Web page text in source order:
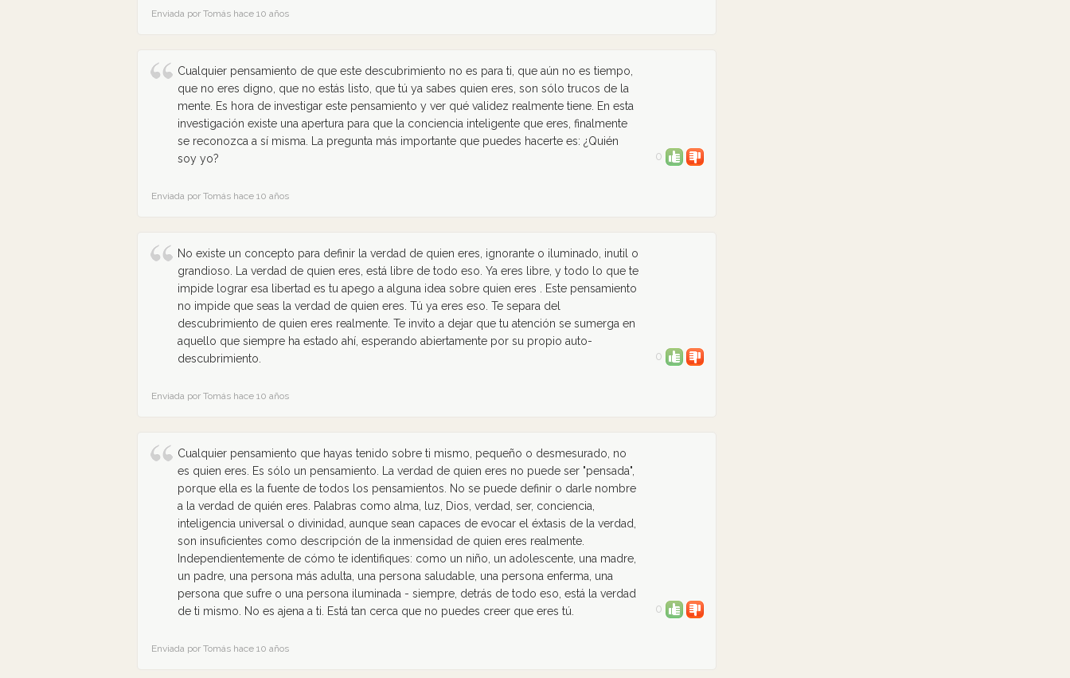
Enviada por Tomás hace 10 años
Cualquier pensamiento de que este descubrimiento no es para ti, que aún no es tiempo,
que no eres digno, que no estás listo, que tú ya sabes quien eres, son sólo trucos de la
mente. Es hora de investigar este pensamiento y ver qué validez realmente tiene. En esta
investigación existe una apertura para que la conciencia inteligente que eres, finalmente
se reconozca a sí misma. La pregunta más importante que puedes hacerte es: ¿Quién
soy yo?
0
Enviada por Tomás hace 10 años
No existe un concepto para definir la verdad de quien eres, ignorante o iluminado, inutil o
grandioso. La verdad de quien eres, está libre de todo eso. Ya eres libre, y todo lo que te
impide lograr esa libertad es tu apego a alguna idea sobre quien eres . Este pensamiento
no impide que seas la verdad de quien eres. Tú ya eres eso. Te separa del
descubrimiento de quien eres realmente. Te invito a dejar que tu atención se sumerga en
aquello que siempre ha estado ahí, esperando abiertamente por su propio auto-
descubrimiento.
0
Enviada por Tomás hace 10 años
Cualquier pensamiento que hayas tenido sobre ti mismo, pequeño o desmesurado, no
es quien eres. Es sólo un pensamiento. La verdad de quien eres no puede ser "pensada",
porque ella es la fuente de todos los pensamientos. No se puede definir o darle nombre
a la verdad de quién eres. Palabras como alma, luz, Dios, verdad, ser, conciencia,
inteligencia universal o divinidad, aunque sean capaces de evocar el éxtasis de la verdad,
son insuficientes como descripción de la inmensidad de quien eres realmente.
Independientemente de cómo te identifiques: como un niño, un adolescente, una madre,
un padre, una persona más adulta, una persona saludable, una persona enferma, una
persona que sufre o una persona iluminada - siempre, detrás de todo eso, está la verdad
de ti mismo. No es ajena a ti. Está tan cerca que no puedes creer que eres tú.
0
Enviada por Tomás hace 10 años